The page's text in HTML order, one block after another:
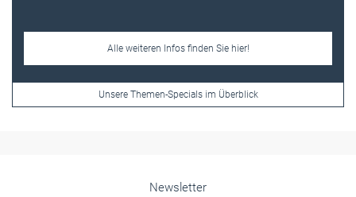
Alle weiteren Infos finden Sie hier!
Unsere Themen-Specials im Überblick
Newsletter